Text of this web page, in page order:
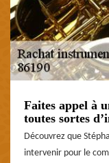
Faites appel à
toutes sortes
Découvrez que
intervenir pour le